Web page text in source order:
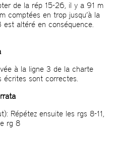
de la rép 15-26, il y a 91 m
comptées en trop jusqu’à la
altéré en conséquence.
à la ligne 3 de la charte
écrites sont correctes.
Répétez ensuite les rgs 8-11,
rg 8